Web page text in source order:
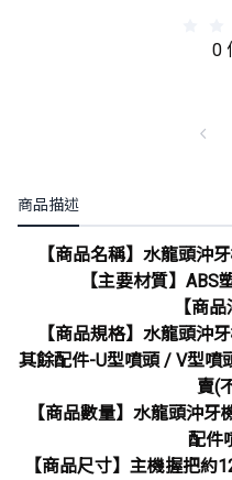
0
商品描述
【商品名稱】水龍頭沖
【主要材質】
【商
【商品規格】水龍頭沖
其餘配件-U型噴頭 / V型
賣(
【商品數量】水龍頭沖
配件
【商品尺寸】主機握把約